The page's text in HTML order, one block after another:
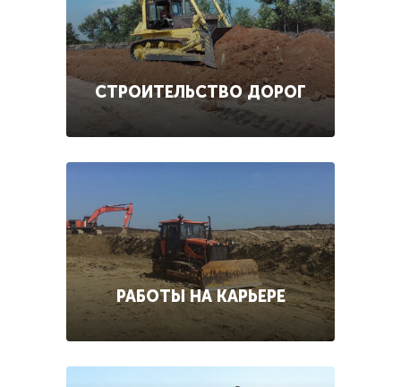
СТРОИТЕЛЬСТВО ДОРОГ
РАБОТЫ НА КАРЬЕРЕ